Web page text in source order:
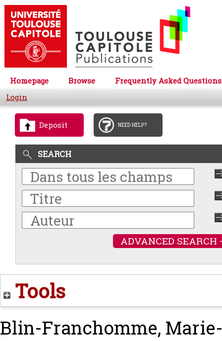
Homepage Browse
Frequently Asked Questions
Login
Deposit NEED HELP?
SEARCH
ADVANCED SEARCH
Tools
Blin-Franchomme,